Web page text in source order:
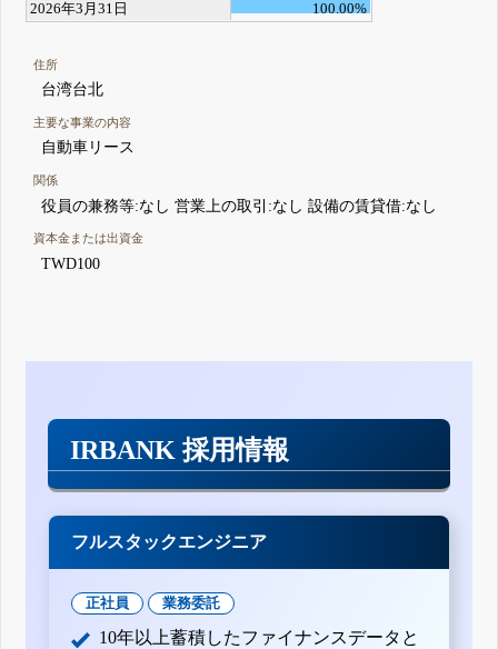
2026年3月31日
100.00%
住所
台湾台北
主要な事業の内容
自動車リース
関係
役員の兼務等:なし 営業上の取引:なし 設備の賃貸借:なし
資本金または出資金
TWD100
IRBANK 採用情報
フルスタックエンジニア
正社員 業務委託
10年以上蓄積したファイナンスデータと